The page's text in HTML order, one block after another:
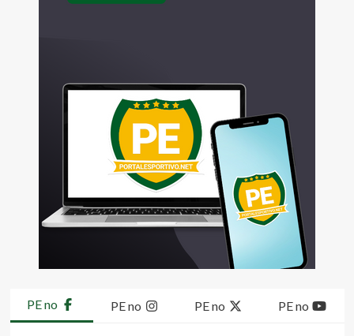
PE no PE no PE no PE no